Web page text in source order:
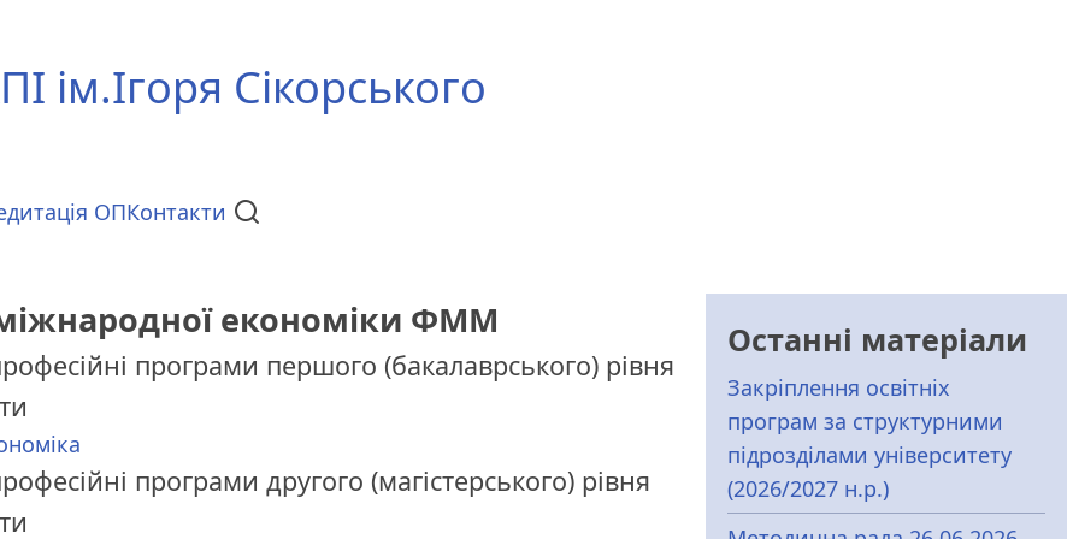
ім.Ігоря Сікорського
ОПКонтакти
економіки ФММ
програми першого (бакалаврського) рівня
програми другого (магістерського) рівня
Останні матеріали
Закріплення освітніх
програм за структурними
підрозділами університету
(2026/2027 н.р.)